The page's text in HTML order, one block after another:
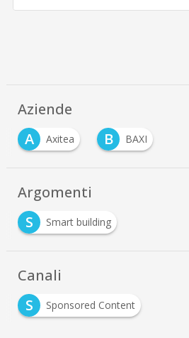
Aziende
A
Axitea B BAXI
Argomenti
S
Smart building
Canali
S
Sponsored Content